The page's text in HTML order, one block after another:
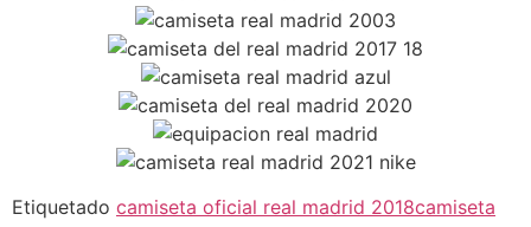
Etiquetado camiseta oficial real madrid 2018camiseta